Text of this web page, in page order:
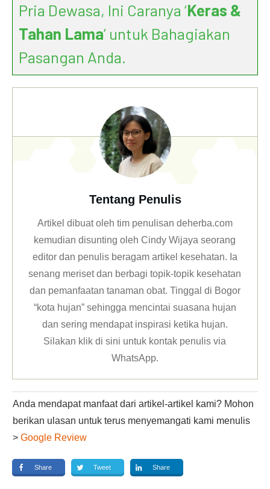
Pria Dewasa, Ini Caranya ‘Keras &
Tahan Lama’ untuk Bahagiakan
Pasangan Anda.
Tentang Penulis
Artikel dibuat oleh tim penulisan deherba.com
kemudian disunting oleh Cindy Wijaya seorang
editor dan penulis beragam artikel kesehatan. Ia
senang meriset dan berbagi topik-topik kesehatan
dan pemanfaatan tanaman obat. Tinggal di Bogor
“kota hujan” sehingga mencintai suasana hujan
dan sering mendapat inspirasi ketika hujan.
Silakan klikdi sini untuk kontak penulis via
WhatsApp.
Anda mendapat manfaat dari artikel-artikel kami? Mohon
berikan ulasan untuk terus menyemangati kami menulis
> Google Review
Share Tweet Share